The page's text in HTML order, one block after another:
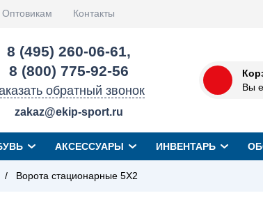
Оптовикам Контакты
8 (495) 260-06-61,
8 (800) 775-92-56
обратный звонок
zakaz@ekip-sport.ru
Вы
АКСЕССУАРЫ ИНВЕНТАРЬ
/ Ворота стационарные 5Х2